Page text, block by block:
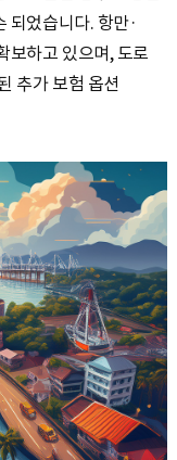
되었습니다. 항만·
보하고 있으며, 도로
추가 보험 옵션